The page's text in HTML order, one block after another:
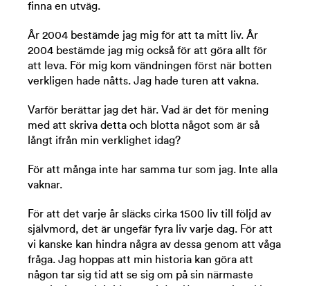
finna en utväg.
År 2004 bestämde jag mig för att ta mitt liv. År
2004 bestämde jag mig också för att göra allt för
att leva. För mig kom vändningen först när botten
verkligen hade nåtts. Jag hade turen att vakna.
Varför berättar jag det här. Vad är det för mening
med att skriva detta och blotta något som är så
långt ifrån min verklighet idag?
För att många inte har samma tur som jag. Inte alla
vaknar.
För att det varje år släcks cirka 1500 liv till följd av
självmord, det är ungefär fyra liv varje dag. För att
vi kanske kan hindra några av dessa genom att våga
fråga. Jag hoppas att min historia kan göra att
någon tar sig tid att se sig om på sin närmaste